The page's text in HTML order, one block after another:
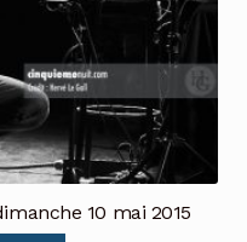
10 mai 2015